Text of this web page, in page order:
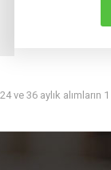
ve 36 aylık alımların 1